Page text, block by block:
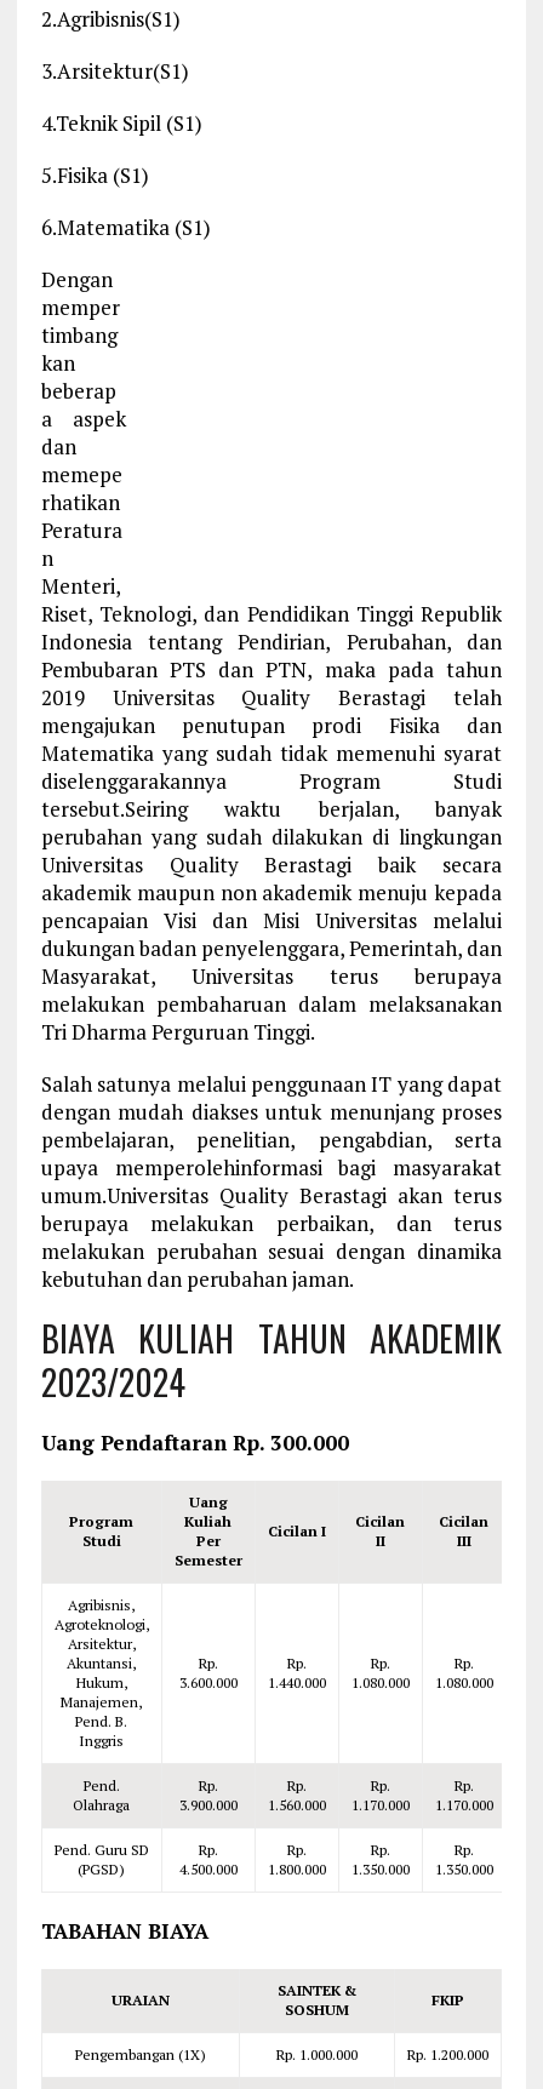
2.Agribisnis(S1)
3.Arsitektur(S1)
4.Teknik Sipil (S1)
5.Fisika (S1)
6.Matematika (S1)
Dengan
memper
timbang
kan
beberap
a aspek
dan
memepe
rhatikan
Peratura
n
Menteri,
Riset, Teknologi, dan Pendidikan Tinggi Republik
Indonesia tentang Pendirian, Perubahan, dan
Pembubaran PTS dan PTN, maka pada tahun
2019 Universitas Quality Berastagi telah
mengajukan penutupan prodi Fisika dan
Matematika yang sudah tidak memenuhi syarat
diselenggarakannya Program Studi
tersebut.Seiring waktu berjalan, banyak
perubahan yang sudah dilakukan di lingkungan
Universitas Quality Berastagi baik secara
akademik maupun non akademik menuju kepada
pencapaian Visi dan Misi Universitas melalui
dukungan badan penyelenggara, Pemerintah, dan
Masyarakat, Universitas terus berupaya
melakukan pembaharuan dalam melaksanakan
Tri Dharma Perguruan Tinggi.
Salah satunya melalui penggunaan IT yang dapat
dengan mudah diakses untuk menunjang proses
pembelajaran, penelitian, pengabdian, serta
upaya memperolehinformasi bagi masyarakat
umum.Universitas Quality Berastagi akan terus
berupaya melakukan perbaikan, dan terus
melakukan perubahan sesuai dengan dinamika
kebutuhan dan perubahan jaman.
BIAYA KULIAH TAHUN AKADEMIK
2023/2024
Uang Pendaftaran Rp. 300.000
Program
Studi
Uang
Kuliah
Per
Semester
Cicilan I
Cicilan
II
Cicilan
III
Agribisnis,
Agroteknologi,
Arsitektur,
Akuntansi,
Hukum,
Manajemen,
Pend. B.
Inggris
Rp.
3.600.000
Rp.
1.440.000
Rp.
1.080.000
Rp.
1.080.000
Pend.
Olahraga
Rp.
3.900.000
Rp.
1.560.000
Rp.
1.170.000
Rp.
1.170.000
Pend. Guru SD
(PGSD)
Rp.
4.500.000
Rp.
1.800.000
Rp.
1.350.000
Rp.
1.350.000
TABAHAN BIAYA
URAIAN
SAINTEK &
SOSHUM
FKIP
Pengembangan (1X) Rp. 1.000.000 Rp. 1.200.000